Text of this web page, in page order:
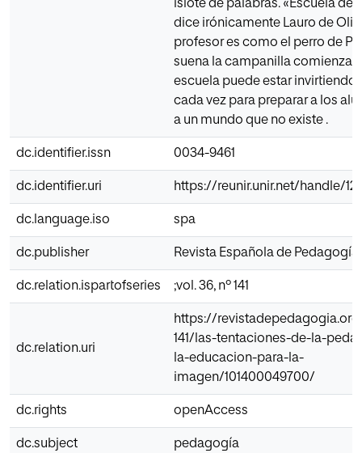
islote de palabras. «Escuela de
dice irónicamente Lauro de
profesor es como el perro de
suena la campanilla comienza a
escuela puede estar invirtiendo
cada vez para preparar a los
a un mundo que no existe .
dc.identifier.issn 0034-9461
dc.identifier.uri https://reunir.unir.net/handle/
dc.language.iso spa
dc.publisher Revista Española de Pedagogía
dc.relation.ispartofseries ;vol. 36, nº 141
dc.relation.uri
https://
141/las-tentaciones-de-la-
la-educacion-para-la-
imagen/101400049700/
dc.rights openAccess
dc.subject pedagogía